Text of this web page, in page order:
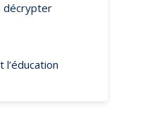
décrypter